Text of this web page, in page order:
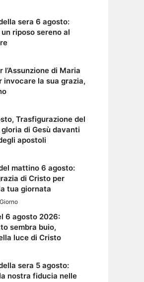
sera 6 agosto:
riposo sereno al
l’Assunzione di Maria
invocare la sua grazia,
Trasfigurazione del
di Gesù davanti
apostoli
mattino 6 agosto:
di Cristo per
tua giornata
6 agosto 2026:
sembra buio,
luce di Cristo
sera 5 agosto:
nostra fiducia nelle